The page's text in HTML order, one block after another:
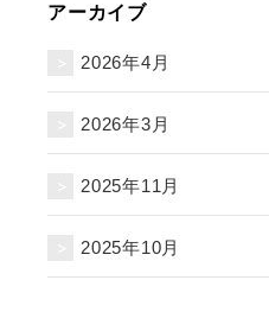
アーカイブ
2026年4月
2026年3月
2025年11月
2025年10月